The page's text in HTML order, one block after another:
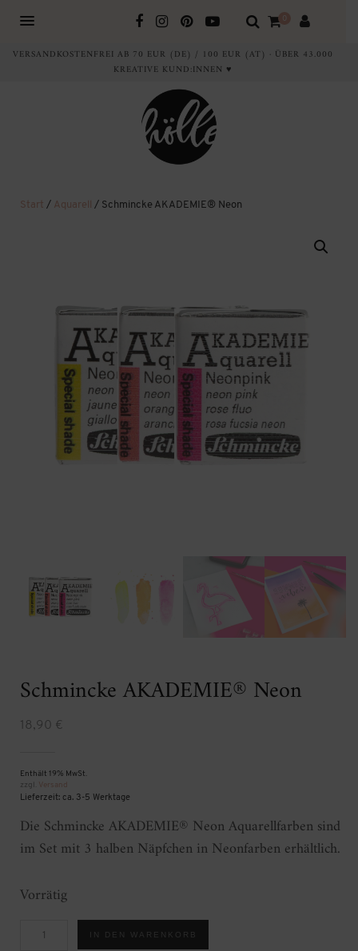
0
VERSANDKOSTENFREI AB 70 EUR (DE) / 100 EUR (AT) · ÜBER 43.000
KREATIVE KUND:INNEN ♥
Start / Aquarell / Schmincke AKADEMIE® Neon
Schmincke AKADEMIE® Neon
18,90 €
Enthält 19% MwSt.
zzgl. Versand
Lieferzeit: ca. 3-5 Werktage
Die Schmincke AKADEMIE® Neon Aquarellfarben sind
im Set mit 3 halben Näpfchen in Neonfarben erhältlich.
Vorrätig
AKADEMIE®
IN DEN WARENKORB